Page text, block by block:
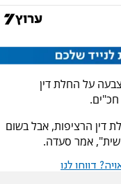
על החלת דין
דין הרציפות, אבל בשום
אמר סעדה.
דווחו לנו